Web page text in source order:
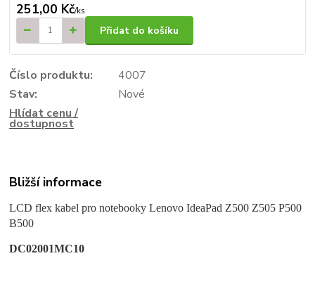
251,00 Kč/ks
Přidat do košíku
Číslo produktu:
4007
Stav:
Nové
Hlídat cenu /
dostupnost
Bližší informace
LCD flex kabel pro notebooky Lenovo IdeaPad Z500 Z505 P500
B500
DC02001MC10